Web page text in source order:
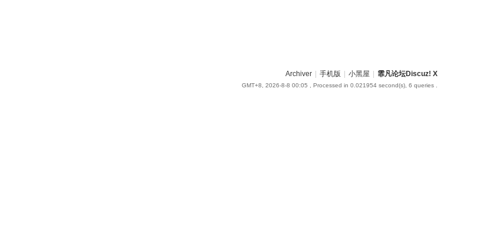
Archiver 手机版 小黑屋 霏凡论坛Discuz! X
GMT+8, 2026-8-8 00:05 , Processed in 0.021954 second(s), 6 queries .